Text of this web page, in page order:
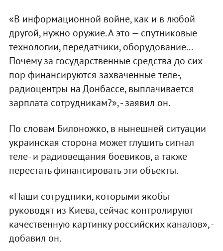
«В информационной войне, как и в любой
другой, нужно оружие. А это — спутниковые
технологии, передатчики, оборудование...
Почему за государственные средства до сих
пор финансируются захваченные теле-,
радиоцентры на Донбассе, выплачивается
зарплата сотрудникам?», - заявил он.
По словам Билоножко, в нынешней ситуации
украинская сторона может глушить сигнал
теле- и радиовещания боевиков, а также
перестать финансировать эти объекты.
«Наши сотрудники, которыми якобы
руководят из Киева, сейчас контролируют
качественную картинку российских каналов», -
добавил он.